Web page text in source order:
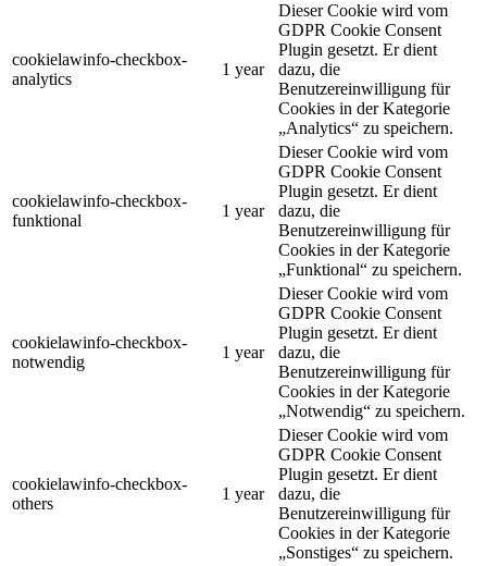
cookielawinfo-checkbox-
analytics
1 year
Dieser Cookie wird vom
GDPR Cookie Consent
Plugin gesetzt. Er dient
dazu, die
Benutzereinwilligung für
Cookies in der Kategorie
„Analytics“ zu speichern.
cookielawinfo-checkbox-
funktional
1 year
Dieser Cookie wird vom
GDPR Cookie Consent
Plugin gesetzt. Er dient
dazu, die
Benutzereinwilligung für
Cookies in der Kategorie
„Funktional“ zu speichern.
cookielawinfo-checkbox-
notwendig
1 year
Dieser Cookie wird vom
GDPR Cookie Consent
Plugin gesetzt. Er dient
dazu, die
Benutzereinwilligung für
Cookies in der Kategorie
„Notwendig“ zu speichern.
cookielawinfo-checkbox-
others
1 year
Dieser Cookie wird vom
GDPR Cookie Consent
Plugin gesetzt. Er dient
dazu, die
Benutzereinwilligung für
Cookies in der Kategorie
„Sonstiges“ zu speichern.